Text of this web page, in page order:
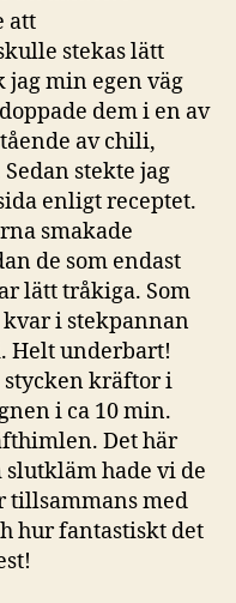
att
stekas lätt
jag min egen väg
dem i en av
av chili,
stekte jag
enligt receptet.
smakade
de som endast
lätt tråkiga. Som
i stekpannan
Helt underbart!
stycken kräftor i
i ca 10 min.
Det här
slutkläm hade vi de
tillsammans med
hur fantastiskt det